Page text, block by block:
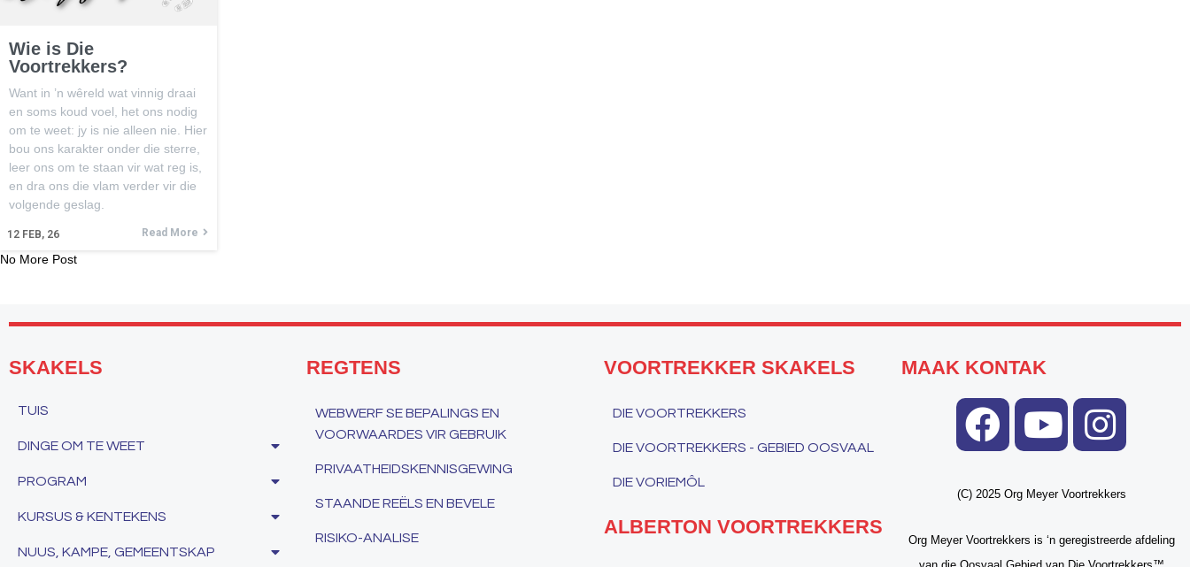
Wie is Die
Voortrekkers?
12 FEB, 26
Want in ’n wêreld wat vinnig draai
en soms koud voel, het ons nodig
om te weet: jy is nie alleen nie. Hier
bou ons karakter onder die sterre,
leer ons om te staan vir wat reg is,
en dra ons die vlam verder vir die
volgende geslag.
Read More
No More Post
SKAKELS
TUIS
DINGE OM TE WEET
PROGRAM
KURSUS & KENTEKENS
NUUS, KAMPE, GEMEENTSKAP
REGTENS
WEBWERF SE BEPALINGS EN
VOORWAARDES VIR GEBRUIK
PRIVAATHEIDSKENNISGEWING
STAANDE REËLS EN BEVELE
RISIKO-ANALISE
VOORTREKKER SKAKELS
DIE VOORTREKKERS
DIE VOORTREKKERS - GEBIED OOSVAAL
DIE VORIEMÔL
ALBERTON VOORTREKKERS
MAAK KONTAK
(C) 2025 Org Meyer Voortrekkers
Org Meyer Voortrekkers is ‘n geregistreerde afdeling